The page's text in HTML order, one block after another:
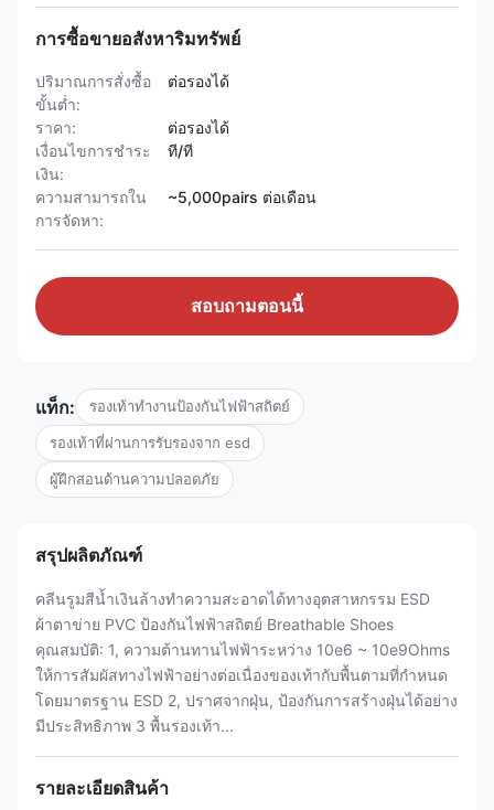
การซื้อขายอสังหาริมทรัพย์
ปริมาณการสั่งซื้อ
ขั้นต่ำ:
ต่อรองได้
ราคา:
ต่อรองได้
เงื่อนไขการชำระ
เงิน:
ที/ที
ความสามารถใน
การจัดหา:
~5,000pairs ต่อเดือน
สอบถามตอนนี้
แท็ก: รองเท้าทำงานป้องกันไฟฟ้าสถิตย์
รองเท้าที่ผ่านการรับรองจาก esd
ผู้ฝึกสอนด้านความปลอดภัย
สรุปผลิตภัณฑ์
คลีนรูมสีน้ำเงินล้างทำความสะอาดได้ทางอุตสาหกรรม ESD
ผ้าตาข่าย PVC ป้องกันไฟฟ้าสถิตย์ Breathable Shoes
คุณสมบัติ: 1, ความต้านทานไฟฟ้าระหว่าง 10e6 ~ 10e9Ohms
ให้การสัมผัสทางไฟฟ้าอย่างต่อเนื่องของเท้ากับพื้นตามที่กำหนด
โดยมาตรฐาน ESD 2, ปราศจากฝุ่น, ป้องกันการสร้างฝุ่นได้อย่าง
มีประสิทธิภาพ 3 พื้นรองเท้า...
รายละเอียดสินค้า